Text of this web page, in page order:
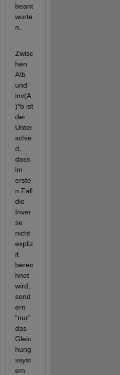
beant
worte
n.
Zwisc
hen
A\b
und
inv(A
)*b ist
der
Unter
schie
d,
dass
im
erste
n Fall
die
Inver
se
nicht
expliz
it
berec
hnet
wird,
sond
ern
"nur"
das
Gleic
hung
ssyst
em